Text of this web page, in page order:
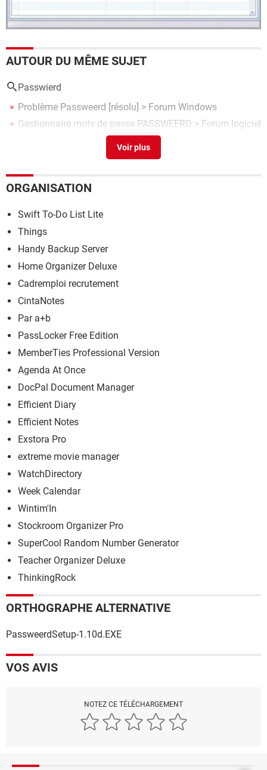
AUTOUR DU MÊME SUJET
Passwierd
Problème Passweerd [résolu] > Forum Windows
Gestionnaire mots de passe PASSWEERD > Forum logiciel
ORGANISATION
Swift To-Do List Lite
Things
Handy Backup Server
Home Organizer Deluxe
Cadremploi recrutement
CintaNotes
Par a+b
PassLocker Free Edition
MemberTies Professional Version
Agenda At Once
DocPal Document Manager
Efficient Diary
Efficient Notes
Exstora Pro
extreme movie manager
WatchDirectory
Week Calendar
Wintim'In
Stockroom Organizer Pro
SuperCool Random Number Generator
Teacher Organizer Deluxe
ThinkingRock
ORTHOGRAPHE ALTERNATIVE
PassweerdSetup-1.10d.EXE
VOS AVIS
NOTEZ CE TÉLÉCHARGEMENT